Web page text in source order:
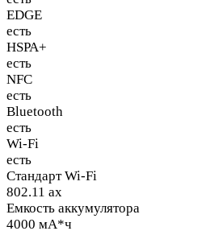
EDGE
есть
HSPA+
есть
NFC
есть
Bluetooth
есть
Wi-Fi
есть
Стандарт Wi-Fi
802.11 ax
Емкость аккумулятора
4000 мА*ч